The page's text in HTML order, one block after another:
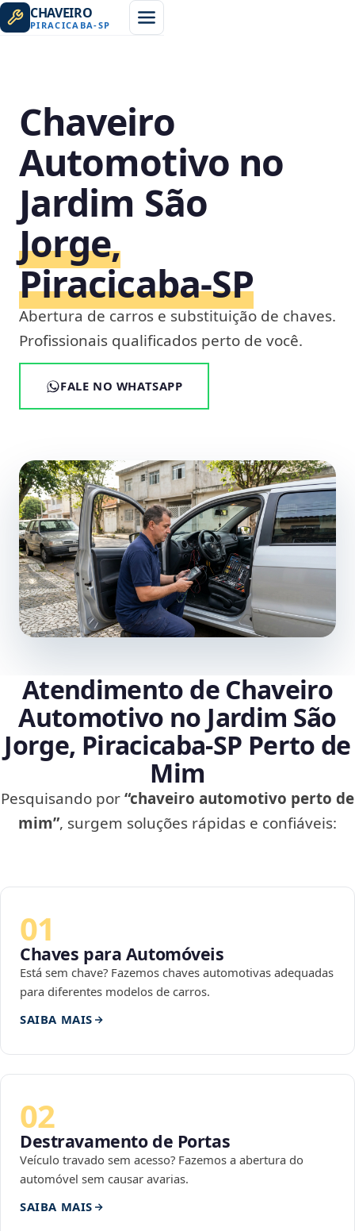
CHAVEIRO
PIRACICABA-SP
Chaveiro
Automotivo no
Jardim São
Jorge,
Piracicaba‑SP
Abertura de carros e substituição de chaves.
Profissionais qualificados perto de você.
FALE NO WHATSAPP
Atendimento de Chaveiro
Automotivo no Jardim São
Jorge, Piracicaba‑SP Perto de
Mim
Pesquisando por“chaveiro automotivo perto de
mim”, surgem soluções rápidas e confiáveis:
01
Chaves para Automóveis
Está sem chave? Fazemos chaves automotivas adequadas
para diferentes modelos de carros.
SAIBA MAIS
02
Destravamento de Portas
Veículo travado sem acesso? Fazemos a abertura do
automóvel sem causar avarias.
SAIBA MAIS